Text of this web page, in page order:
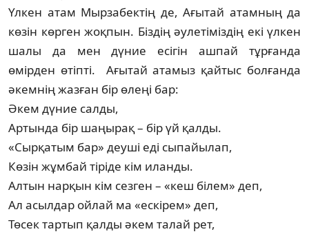
Үлкен атам Мырзабектің де, Ағытай атамның да
көзін көрген жоқпын. Біздің әулеті­міздің екі үлкен
шалы да мен дүние есігін ашпай тұрғанда
өмірден өтіпті. Ағы­тай атамыз қайтыс болғанда
әкемнің жазған бір өлеңі бар:
Әкем дүние салды,
Артында бір шаңырақ – бір үй қалды.
«Сырқатым бар» деуші еді сыпайылап,
Көзін жұмбай тіріде кім иланды.
Алтын нарқын кім сезген – «кеш білем» деп,
Ал асылдар ойлай ма «ескірем» деп,
Төсек тартып қалды әкем талай рет,